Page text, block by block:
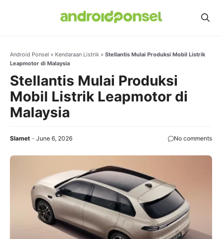
Android Ponsel » Kendaraan Listrik » Stellantis Mulai Produksi Mobil Listrik
Leapmotor di Malaysia
Stellantis Mulai Produksi
Mobil Listrik Leapmotor di
Malaysia
Slamet June 6, 2026 No comments